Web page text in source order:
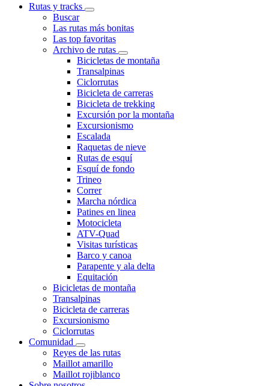
Rutas y tracks
Buscar
Las rutas más bonitas
Las top favoritas
Archivo de rutas
Bicicletas de montaña
Transalpinas
Ciclorrutas
Bicicleta de carreras
Bicicleta de trekking
Excursión por la montaña
Excursionismo
Escalada
Raquetas de nieve
Rutas de esquí
Esquí de fondo
Trineo
Correr
Marcha nórdica
Patines en linea
Motocicleta
ATV-Quad
Visitas turísticas
Barco y canoa
Parapente y ala delta
Equitación
Bicicletas de montaña
Transalpinas
Bicicleta de carreras
Excursionismo
Ciclorrutas
Comunidad
Reyes de las rutas
Maillot amarillo
Maillot rojiblanco